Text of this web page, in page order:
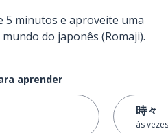
5 minutos e aproveite uma
do japonês (Romaji).
aprender
時々
às vezes